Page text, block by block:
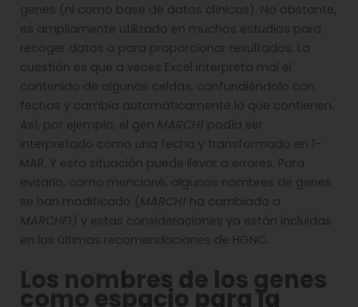
genes (ni como base de datos clínicos). No obstante,
es ampliamente utilizado en muchos estudios para
recoger datos o para proporcionar resultados. La
cuestión es que a veces Excel interpreta mal el
contenido de algunas celdas, confundiéndolo con
fechas y cambia automáticamente lo que contienen.
Así, por ejemplo, el gen MARCH1 podía ser
interpretado como una fecha y transformado en 1-
MAR. Y esta situación puede llevar a errores. Para
evitarlo, como mencioné, algunos nombres de genes
se han modificado (MARCH1 ha cambiado a
MARCHF1) y estas consideraciones ya están incluidas
en las últimas recomendaciones de HGNC.
Los nombres de los genes
como espacio para la